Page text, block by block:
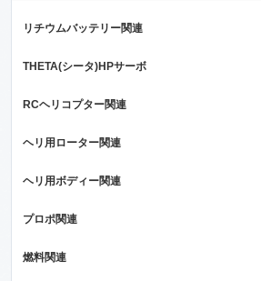
リチウムバッテリー関連
THETA(シータ)HPサーボ
RCヘリコプター関連
ヘリ用ローター関連
ヘリ用ボディー関連
プロポ関連
燃料関連